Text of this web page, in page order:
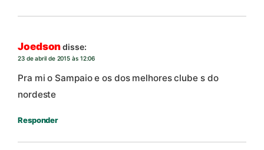
Joedsondisse:
23 de abril de 2015 às 12:06
Pra mi o Sampaio e os dos melhores clube s do
nordeste
Responder